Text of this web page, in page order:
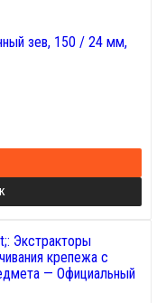
зев, 150 / 24 мм,